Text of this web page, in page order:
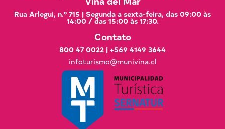
Rua Arlegui, n.º 715 | Segunda a sexta-feira, das 09:00 às
14:00 / das 15:00 às 17:30.
Contato
800 47 0022 | +569 4149 3644
infoturismo@munivina.cl